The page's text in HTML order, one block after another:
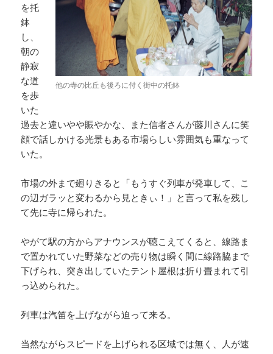
他の寺の比丘も後ろに付く街中の托鉢
を托
鉢
し、
朝の
静寂
な道
を歩
いた
過去と違いやや賑やかな、また信者さんが藤川さんに笑
顔で話しかける光景もある市場らしい雰囲気も重なって
いた。
市場の外まで廻りきると「もうすぐ列車が発車して、こ
の辺ガラッと変わるから見ときぃ！」と言って私を残し
て先に寺に帰られた。
やがて駅の方からアナウンスが聴こえてくると、線路ま
で置かれていた野菜などの売り物は瞬く間に線路脇まで
下げられ、突き出していたテント屋根は折り畳まれて引
っ込められた。
列車は汽笛を上げながら迫って来る。
当然ながらスピードを上げられる区域では無く、人が速